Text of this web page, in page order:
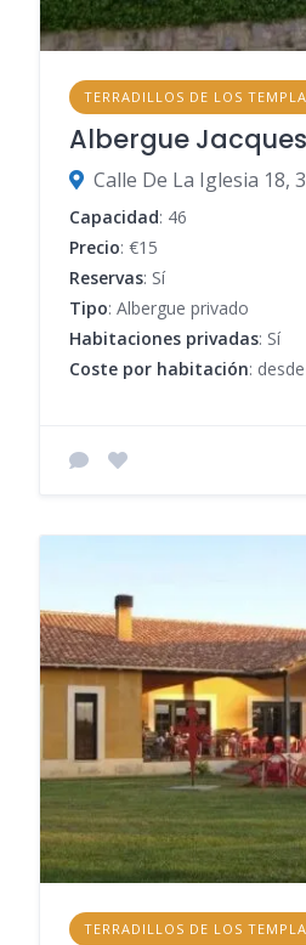
TERRADILLOS DE LOS
Albergue
Capacidad: 46
Precio: €15
Reservas: Sí
Tipo: Albergue privado
Habitaciones privadas: Sí
Coste por habitación:
TERRADILLOS DE LOS